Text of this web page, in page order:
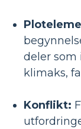
deler som
klimaks,
Konflikt: